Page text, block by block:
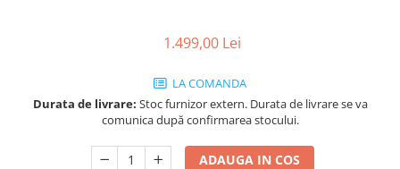
1.499,00 Lei
LA COMANDA
Durata de livrare: Stoc furnizor extern. Durata de livrare se va
comunica după confirmarea stocului.
ADAUGA IN COS